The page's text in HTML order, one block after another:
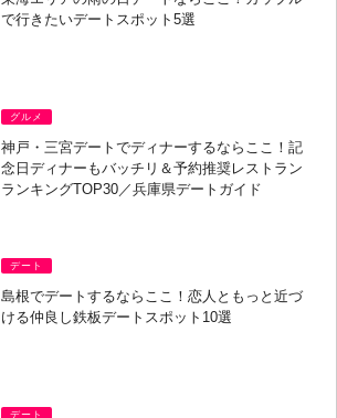
で行きたいデートスポット5選
グルメ
神戸・三宮デートでディナーするならここ！記
念日ディナーもバッチリ＆予約推奨レストラン
ランキングTOP30／兵庫県デートガイド
デート
島根でデートするならここ！恋人ともっと近づ
ける仲良し鉄板デートスポット10選
デート